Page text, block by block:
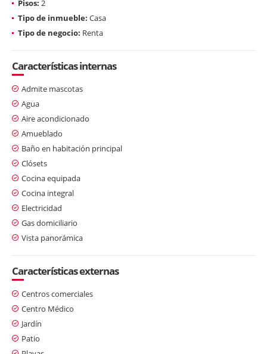
Pisos: 2
Tipo de inmueble: Casa
Tipo de negocio: Renta
Características internas
Admite mascotas
Agua
Aire acondicionado
Amueblado
Baño en habitación principal
Clósets
Cocina equipada
Cocina integral
Electricidad
Gas domiciliario
Vista panorámica
Características externas
Centros comerciales
Centro Médico
Jardín
Patio